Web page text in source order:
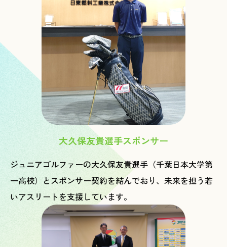
大久保友貴選手スポンサー
ジュニアゴルファーの大久保友貴選手（千葉日本大学第
一高校）とスポンサー契約を結んでおり、未来を担う若
いアスリートを支援しています。